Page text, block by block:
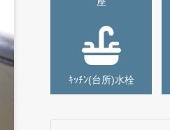
ｷｯﾁﾝ(台所)水栓